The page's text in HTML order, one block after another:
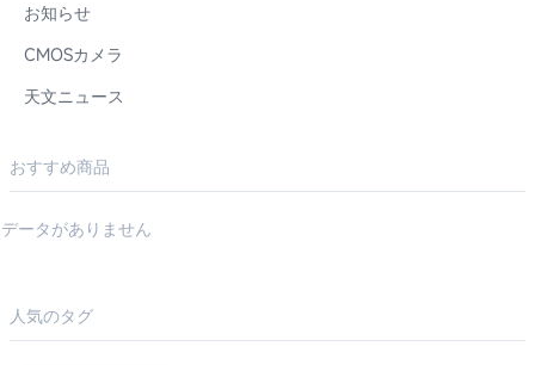
お知らせ
CMOSカメラ
天文ニュース
おすすめ商品
データがありません
人気のタグ